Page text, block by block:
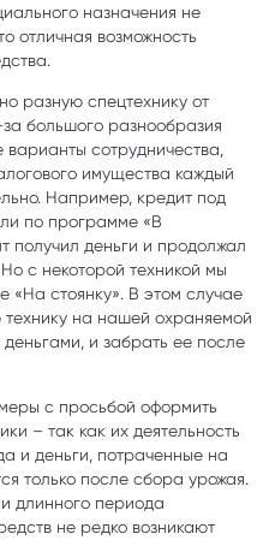
назначения не
отличная возможность
разную спецтехнику от
большого разнообразия
сотрудничества,
имущества каждый
Например, кредит под
по программе «В
получил деньги и продолжал
с некоторой техникой мы
«На стоянку». В этом случае
технику на нашей охраняемой
и забрать ее после
с просьбой оформить
– так как их деятельность
и деньги, потраченные на
только после сбора урожая.
длинного периода
не редко возникают